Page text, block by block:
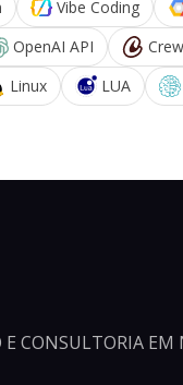
Vibe Coding
OpenAI API
Linux LUA
CONSULTORIA EM